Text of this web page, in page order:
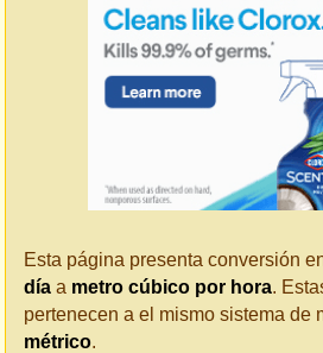
Esta página presenta conversión
día a metro cúbico por hora.
pertenecen a el mismo sistema de
métrico.